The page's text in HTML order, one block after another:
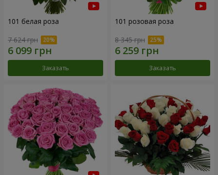
101 белая роза
7 624 грн
Заказать
101 розовая роза
8 345 грн
Заказать